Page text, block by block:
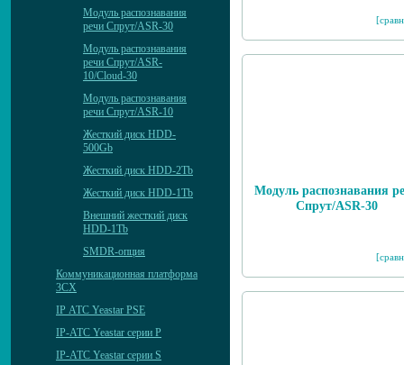
Модуль распознавания
речи Спрут/ASR-30
Модуль распознавания
речи Спрут/ASR-
10/Cloud-30
Модуль распознавания
речи Спрут/ASR-10
Жесткий диск HDD-
500Gb
Жесткий диск HDD-2Tb
Жесткий диск HDD-1Tb
Внешний жесткий диск
HDD-1Tb
SMDR-опция
Коммуникационная платформа
3CX
IP АТС Yeastar PSE
IP-АТС Yeastar серии P
IP-АТС Yeastar серии S
Модуль распознавания
Спрут/ASR-30